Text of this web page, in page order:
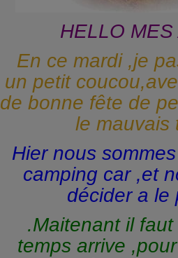
HELLO
En ce mardi ,je
un petit
de bonne fête de
le mauvais
Hier nous
camping car ,et
décider a le
.Maitenant il
temps arrive